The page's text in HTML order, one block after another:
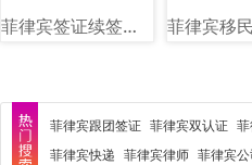
菲律宾签证续签图片样式讲解
菲律宾跟团签证 菲律宾双认证
菲律宾快递 菲律宾律师 菲律宾